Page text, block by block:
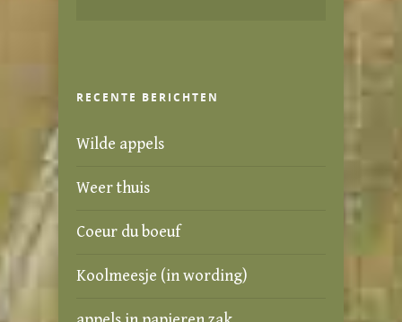
RECENTE BERICHTEN
Wilde appels
Weer thuis
Coeur du boeuf
Koolmeesje (in wording)